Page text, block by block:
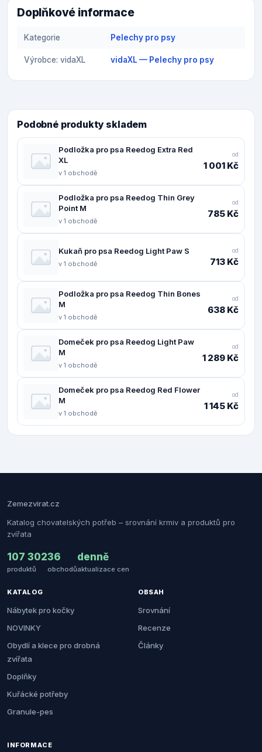
Doplňkové informace
Kategorie Pelechy pro psy
Výrobce: vidaXL vidaXL — Pelechy pro psy
Podobné produkty skladem
Podložka pro psa Reedog Extra Red
XL
v 1 obchodě
od
1 001 Kč
Podložka pro psa Reedog Thin Grey
Point M
v 1 obchodě
od
785 Kč
Kukaň pro psa Reedog Light Paw S
v 1 obchodě
od
713 Kč
Podložka pro psa Reedog Thin Bones
M
v 1 obchodě
od
638 Kč
Domeček pro psa Reedog Light Paw
M
v 1 obchodě
od
1 289 Kč
Domeček pro psa Reedog Red Flower
M
v 1 obchodě
od
1 145 Kč
Zemezvirat.cz
Katalog chovatelských potřeb – srovnání krmiv a produktů pro
zvířata
107 302
produktů
36
obchodů
denně
aktualizace cen
KATALOG
Nábytek pro kočky
NOVINKY
Obydlí a klece pro drobná
zvířata
Doplňky
Kuřácké potřeby
Granule-pes
OBSAH
Srovnání
Recenze
Články
INFORMACE